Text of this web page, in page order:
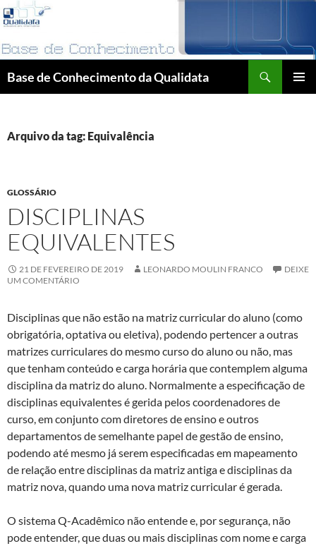
Pular
para
o
conteúdo
Base de Conhecimento da Qualidata
Arquivo da tag: Equivalência
GLOSSÁRIO
DISCIPLINAS
EQUIVALENTES
21 DE FEVEREIRO DE 2019 LEONARDO MOULIN FRANCO
DEIXE
UM COMENTÁRIO
Disciplinas que não estão na matriz curricular do aluno (como
obrigatória, optativa ou eletiva), podendo pertencer a outras
matrizes curriculares do mesmo curso do aluno ou não, mas
que tenham conteúdo e carga horária que contemplem alguma
disciplina da matriz do aluno. Normalmente a especificação de
disciplinas equivalentes é gerida pelos coordenadores de
curso, em conjunto com diretores de ensino e outros
departamentos de semelhante papel de gestão de ensino,
podendo até mesmo já serem especificadas em mapeamento
de relação entre disciplinas da matriz antiga e disciplinas da
matriz nova, quando uma nova matriz curricular é gerada.
O sistema Q-Acadêmico não entende e, por segurança, não
pode entender, que duas ou mais disciplinas com nome e carga